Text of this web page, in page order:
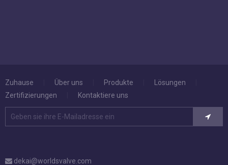
Zuhause Über uns Produkte Lösungen
Zertifizierungen
Kontaktiere uns
 dekai@worldsvalve.com